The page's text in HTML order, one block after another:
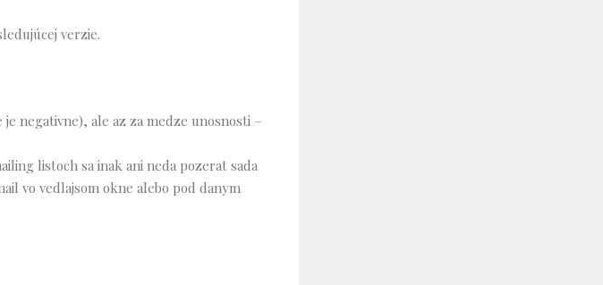
verzie.
negativne), ale az za medze unosnosti –
listoch sa inak ani neda pozerat sada
vo vedlajsom okne alebo pod danym